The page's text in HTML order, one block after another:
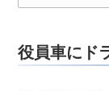
役員車にド